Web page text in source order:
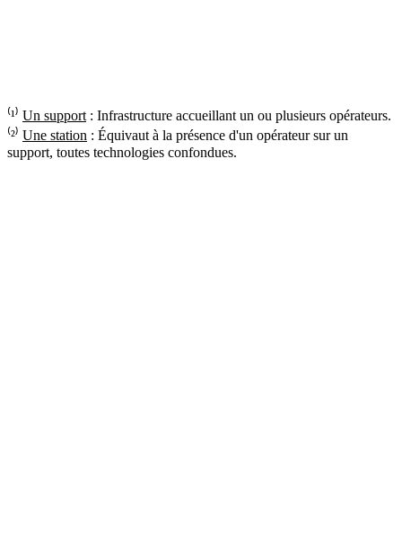
⁽¹⁾ Un support : Infrastructure accueillant un ou plusieurs opérateurs.
⁽²⁾ Une station : Équivaut à la présence d'un opérateur sur un
support, toutes technologies confondues.